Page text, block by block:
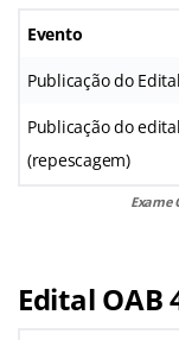
Evento
Publicação do Edital
Publicação do
(repescagem)
Exame
Edital OAB